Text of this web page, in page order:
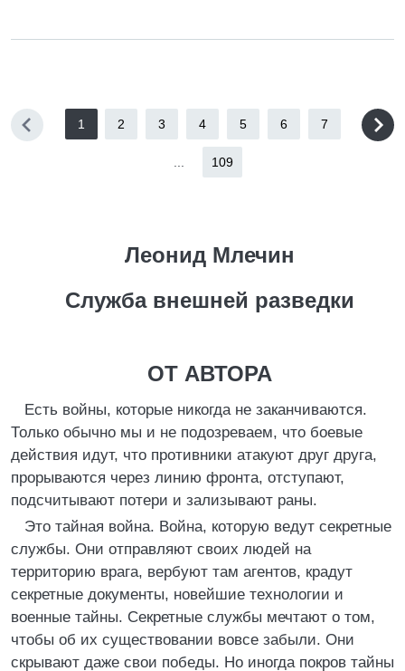
1 2 3 4 5 6 7
109
Леонид Млечин
Служба внешней разведки
ОТ АВТОРА
Есть войны, которые никогда не заканчиваются.
Только обычно мы и не подозреваем, что боевые
действия идут, что противники атакуют друг друга,
прорываются через линию фронта, отступают,
подсчитывают потери и зализывают раны.
Это тайная война. Война, которую ведут секретные
службы. Они отправляют своих людей на
территорию врага, вербуют там агентов, крадут
секретные документы, новейшие технологии и
военные тайны. Секретные службы мечтают о том,
чтобы об их существовании вовсе забыли. Они
скрывают даже свои победы. Но иногда покров тайны